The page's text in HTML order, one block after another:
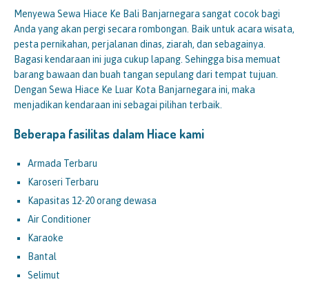
Menyewa Sewa Hiace Ke Bali Banjarnegara sangat cocok bagi
Anda yang akan pergi secara rombongan. Baik untuk acara wisata,
pesta pernikahan, perjalanan dinas, ziarah, dan sebagainya.
Bagasi kendaraan ini juga cukup lapang. Sehingga bisa memuat
barang bawaan dan buah tangan sepulang dari tempat tujuan.
Dengan Sewa Hiace Ke Luar Kota Banjarnegara ini, maka
menjadikan kendaraan ini sebagai pilihan terbaik.
Beberapa fasilitas dalam Hiace kami
Armada Terbaru
Karoseri Terbaru
Kapasitas 12-20 orang dewasa
Air Conditioner
Karaoke
Bantal
Selimut